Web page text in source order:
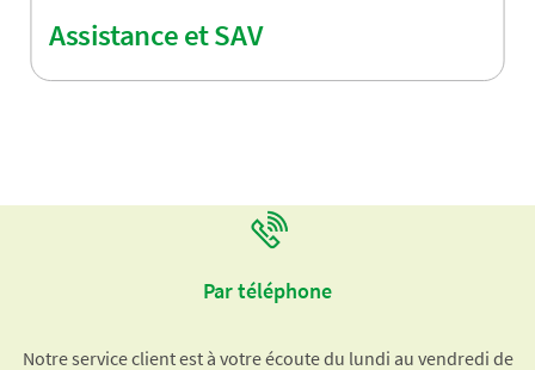
Assistance et SAV
Par téléphone
Notre service client est à votre écoute du lundi au vendredi de